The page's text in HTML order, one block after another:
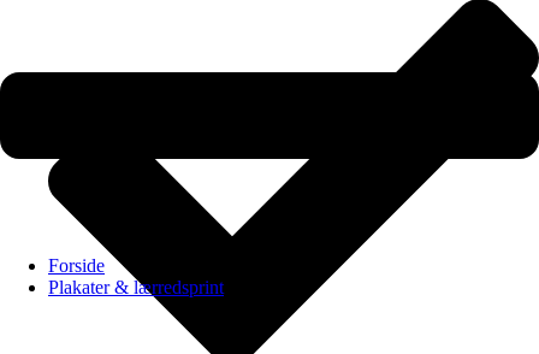
Forside
Plakater & lærredsprint